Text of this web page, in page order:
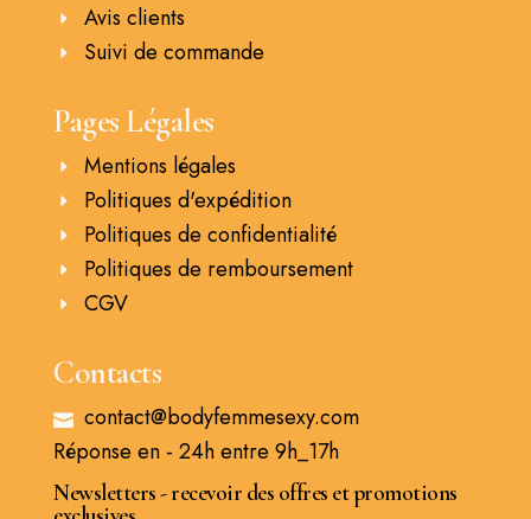
Avis clients
Suivi de commande
Pages Légales
Mentions légales
Politiques d'expédition
Politiques de confidentialité
Politiques de remboursement
CGV
Contacts
contact@bodyfemmesexy.com
Réponse en - 24h entre 9h_17h
Newsletters - recevoir des offres et promotions